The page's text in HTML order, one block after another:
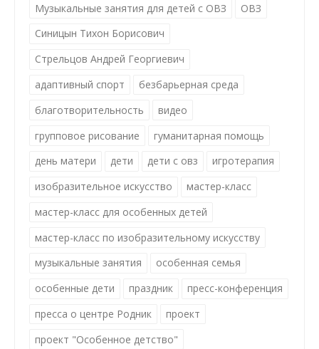
Музыкальные занятия для детей с ОВЗ
ОВЗ
Синицын Тихон Борисович
Стрельцов Андрей Георгиевич
адаптивный спорт
безбарьерная среда
благотворительность
видео
групповое рисование
гуманитарная помощь
день матери
дети дети с овз
игротерапия
изобразительное искусство
мастер-класс
мастер-класс для особенных детей
мастер-класс по изобразительному искусству
музыкальные занятия
особенная семья
особенные дети
праздник
пресс-конференция
пресса о центре Родник
проект
проект "Особенное детство"